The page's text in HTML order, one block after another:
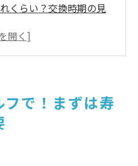
くらい？交換時期の見
られたら交換のサイン
ることで得られるメリ
で！まずは寿